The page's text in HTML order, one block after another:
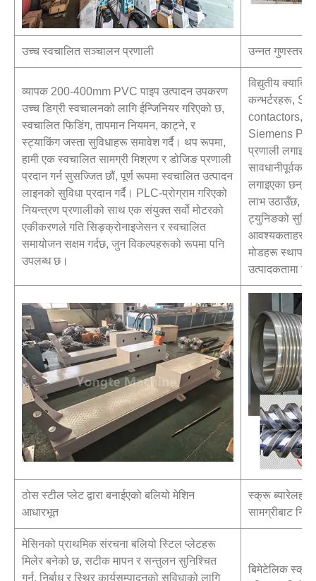
उच्च स्वचालित सञ्चालन प्रणाली उन्नत गुणस्तर
व्यापक 200-400mm PVC पाइप उत्पादन उपकरण
उच्च डिग्री स्वचालनको लागि ईन्जिनियर गरिएको छ,
स्वचालित फिडिंग, तापमान नियमन, काट्ने, र
स्ट्याकिंग जस्ता सुविधाहरू समावेश गर्दै। थप रूपमा,
हामी एक स्वचालित सामग्री मिश्रण र डोजिङ प्रणाली
प्रदान गर्न सुसज्जित छौं, पूर्ण रूपमा स्वचालित उत्पादन
लाइनको सुविधा प्रदान गर्दै। PLC-प्रोग्राम गरिएको
नियन्त्रण प्रणालीको साथ एक संयुक्त सर्वो मोटरको
एकीकरणले गति सिङ्क्रोनाइजेसन र स्वचालित
समायोजन सक्षम गर्दछ, जुन विकल्पहरूको रूपमा पनि
उपलब्ध छ।
विद्युतीय
कन्भर्टरहरू,
contactors,
Siemens PLC
प्रणाली
सावधानीपूर्वक
लगाइएका छन्।
लाभ उठाउँछ,
ट्युनिङको
आवश्यकताहरू
मोडहरू स्थापना
उत्पादकतामा
ठोस स्टील प्लेट द्वारा बनाईएको बलियो मेशिन
आधारभूत
स्क्रू ब्यारेलहरू
सामग्रीबाट
मेसिनको प्राथमिक संरचना बलियो स्टिल प्लेटहरू
मिलेर बनेको छ, सटीक मापन र सन्तुलन सुनिश्चित
गर्न, निर्बाध र स्थिर कार्यसम्पादनको सुविधाको लागि
बिमेटेलिक स्क्रू